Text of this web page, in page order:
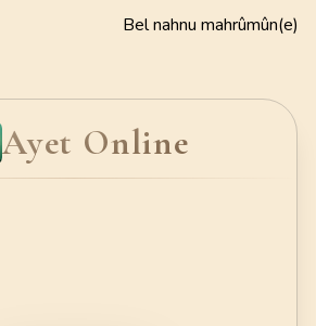
Bel nahnu mahrûmûn(e)
Ayet Online